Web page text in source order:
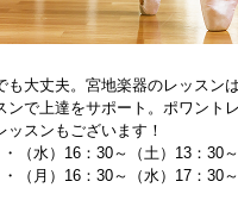
も大丈夫。宮地楽器のレッスン
ンで上達をサポート。ポワント
ッスンもございます！
（水）16：30～（土）13：30～
（月）16：30～（水）17：30